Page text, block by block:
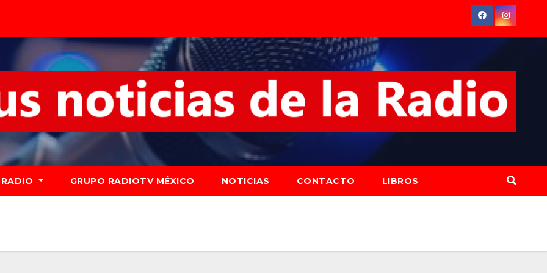
RADIO GRUPO RADIOTV MÉXICO NOTICIAS CONTACTO LIBROS